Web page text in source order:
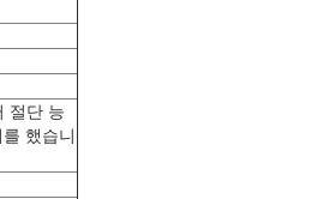
절단 능
했습니